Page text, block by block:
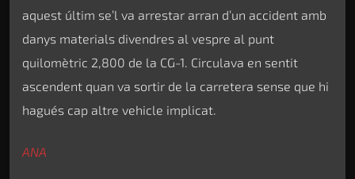
aquest últim se’l va arrestar arran d’un accident amb
danys materials divendres al vespre al punt
quilomètric 2,800 de la CG-1. Circulava en sentit
ascendent quan va sortir de la carretera sense que hi
hagués cap altre vehicle implicat.
ANA